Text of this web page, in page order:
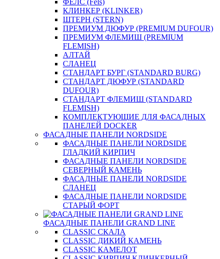
ФЕЛС (Fels)
КЛИНКЕР (KLINKER)
ШТЕРН (STERN)
ПРЕМИУМ ДЮФУР (PREMIUM DUFOUR)
ПРЕМИУМ ФЛЕМИШ (PREMIUM
FLEMISH)
АЛТАЙ
СЛАНЕЦ
СТАНДАРТ БУРГ (STANDARD BURG)
СТАНДАРТ ДЮФУР (STANDARD
DUFOUR)
СТАНДАРТ ФЛЕМИШ (STANDARD
FLEMISH)
КОМПЛЕКТУЮЩИЕ ДЛЯ ФАСАДНЫХ
ПАНЕЛЕЙ DOCKER
ФАСАДНЫЕ ПАНЕЛИ NORDSIDE
ФАСАДНЫЕ ПАНЕЛИ NORDSIDE
ГЛАДКИЙ КИРПИЧ
ФАСАДНЫЕ ПАНЕЛИ NORDSIDE
СЕВЕРНЫЙ КАМЕНЬ
ФАСАДНЫЕ ПАНЕЛИ NORDSIDE
СЛАНЕЦ
ФАСАДНЫЕ ПАНЕЛИ NORDSIDE
СТАРЫЙ ФОРТ
ФАСАДНЫЕ ПАНЕЛИ GRAND LINE
CLASSIC СКАЛА
CLASSIC ДИКИЙ КАМЕНЬ
CLASSIC КАМЕЛОТ